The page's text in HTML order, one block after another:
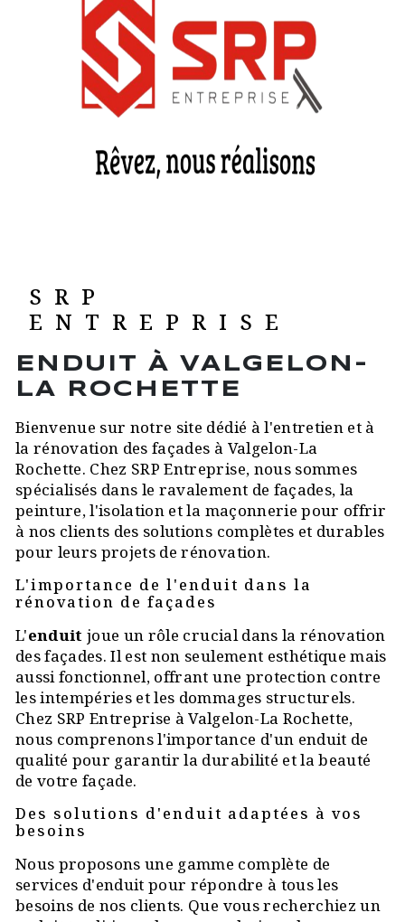
SRP
ENTREPRISE
ENDUIT À VALGELON-
LA ROCHETTE
Bienvenue sur notre site dédié à l'entretien et à
la rénovation des façades à Valgelon-La
Rochette. Chez SRP Entreprise, nous sommes
spécialisés dans le ravalement de façades, la
peinture, l'isolation et la maçonnerie pour offrir
à nos clients des solutions complètes et durables
pour leurs projets de rénovation.
L'importance de l'enduit dans la
rénovation de façades
L'enduit joue un rôle crucial dans la rénovation
des façades. Il est non seulement esthétique mais
aussi fonctionnel, offrant une protection contre
les intempéries et les dommages structurels.
Chez SRP Entreprise à Valgelon-La Rochette,
nous comprenons l'importance d'un enduit de
qualité pour garantir la durabilité et la beauté
de votre façade.
Des solutions d'enduit adaptées à vos
besoins
Nous proposons une gamme complète de
services d'enduit pour répondre à tous les
besoins de nos clients. Que vous recherchiez un